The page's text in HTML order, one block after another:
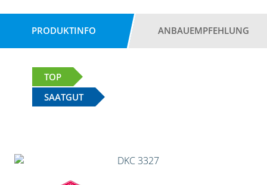
PRODUKTINFO ANBAUEMPFEHLUNG
TOP
SAATGUT